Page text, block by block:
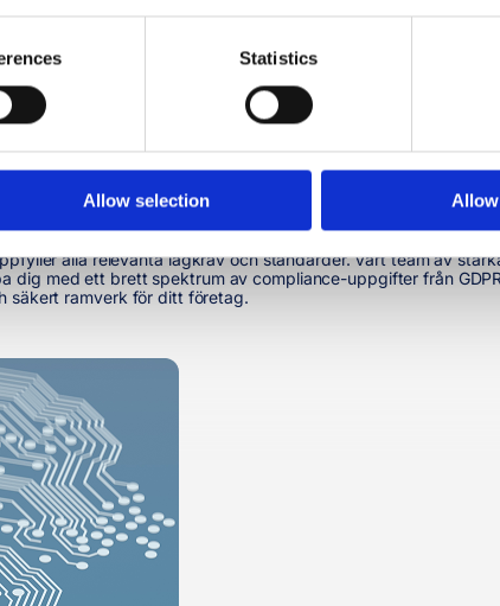
clicking the small icon at the bottom right corner of the
and other technologies and how we collect and process
Statistics
Allow selection
Våra experter ser till att dina system alltid är
hjälpa till att optimera din IT-infrastruktur för att
alla relevanta lagkrav och standarder. Vårt team av
dig med ett brett spektrum av compliance-uppgifter från
säkert ramverk för ditt företag.